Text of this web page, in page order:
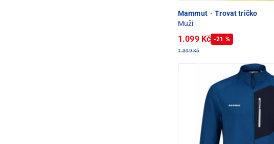
Mammut · Trovat tričko
Muži
1.099 Kč -21 %
1.399 Kč